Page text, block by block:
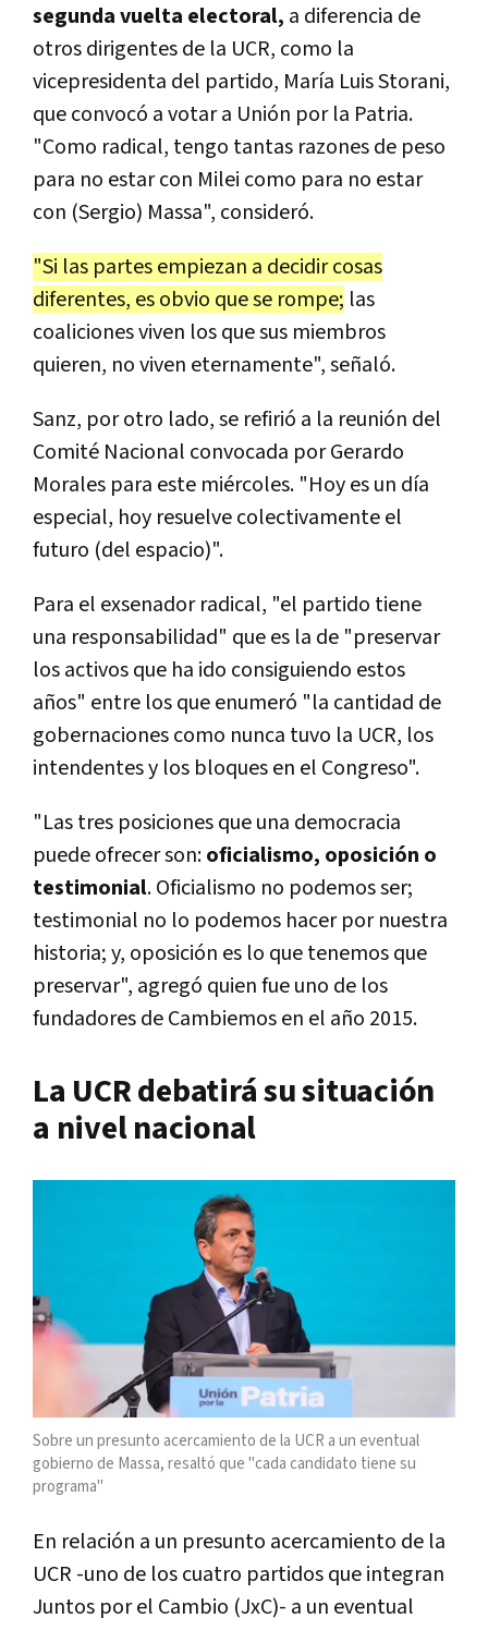
segunda vuelta electoral, a diferencia de
otros dirigentes de la UCR, como la
vicepresidenta del partido, María Luis Storani,
que convocó a votar a Unión por la Patria.
"Como radical, tengo tantas razones de peso
para no estar con Milei como para no estar
con (Sergio) Massa", consideró.
"Si las partes empiezan a decidir cosas
diferentes, es obvio que se rompe; las
coaliciones viven los que sus miembros
quieren, no viven eternamente", señaló.
Sanz, por otro lado, se refirió a la reunión del
Comité Nacional convocada por Gerardo
Morales para este miércoles. "Hoy es un día
especial, hoy resuelve colectivamente el
futuro (del espacio)".
Para el exsenador radical, "el partido tiene
una responsabilidad" que es la de "preservar
los activos que ha ido consiguiendo estos
años" entre los que enumeró "la cantidad de
gobernaciones como nunca tuvo la UCR, los
intendentes y los bloques en el Congreso".
"Las tres posiciones que una democracia
puede ofrecer son:oficialismo, oposición o
testimonial. Oficialismo no podemos ser;
testimonial no lo podemos hacer por nuestra
historia; y, oposición es lo que tenemos que
preservar", agregó quien fue uno de los
fundadores de Cambiemos en el año 2015.
La UCR debatirá su situación
a nivel nacional
Sobre un presunto acercamiento de la UCR a un eventual
gobierno de Massa, resaltó que "cada candidato tiene su
programa"
En relación a un presunto acercamiento de la
UCR -uno de los cuatro partidos que integran
Juntos por el Cambio (JxC)- a un eventual